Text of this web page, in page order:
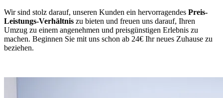
Wir sind stolz darauf, unseren Kunden ein hervorragendes Preis-
Leistungs-Verhältnis zu bieten und freuen uns darauf, Ihren
Umzug zu einem angenehmen und preisgünstigen Erlebnis zu
machen. Beginnen Sie mit uns schon ab 24€ Ihr neues Zuhause zu
beziehen.